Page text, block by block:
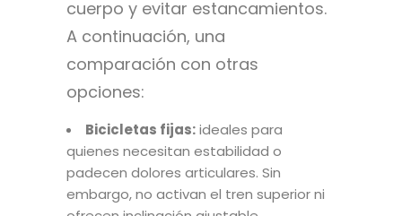
cuerpo y evitar estancamientos.
A continuación, una
comparación con otras
opciones:
Bicicletas fijas:ideales para
quienes necesitan estabilidad o
padecen dolores articulares. Sin
embargo, no activan el tren superior ni